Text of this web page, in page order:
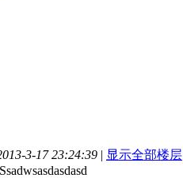
3-17 23:24:39 | 显示全部楼层